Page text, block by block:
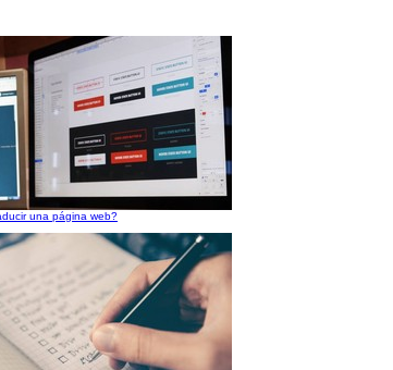
una página web?